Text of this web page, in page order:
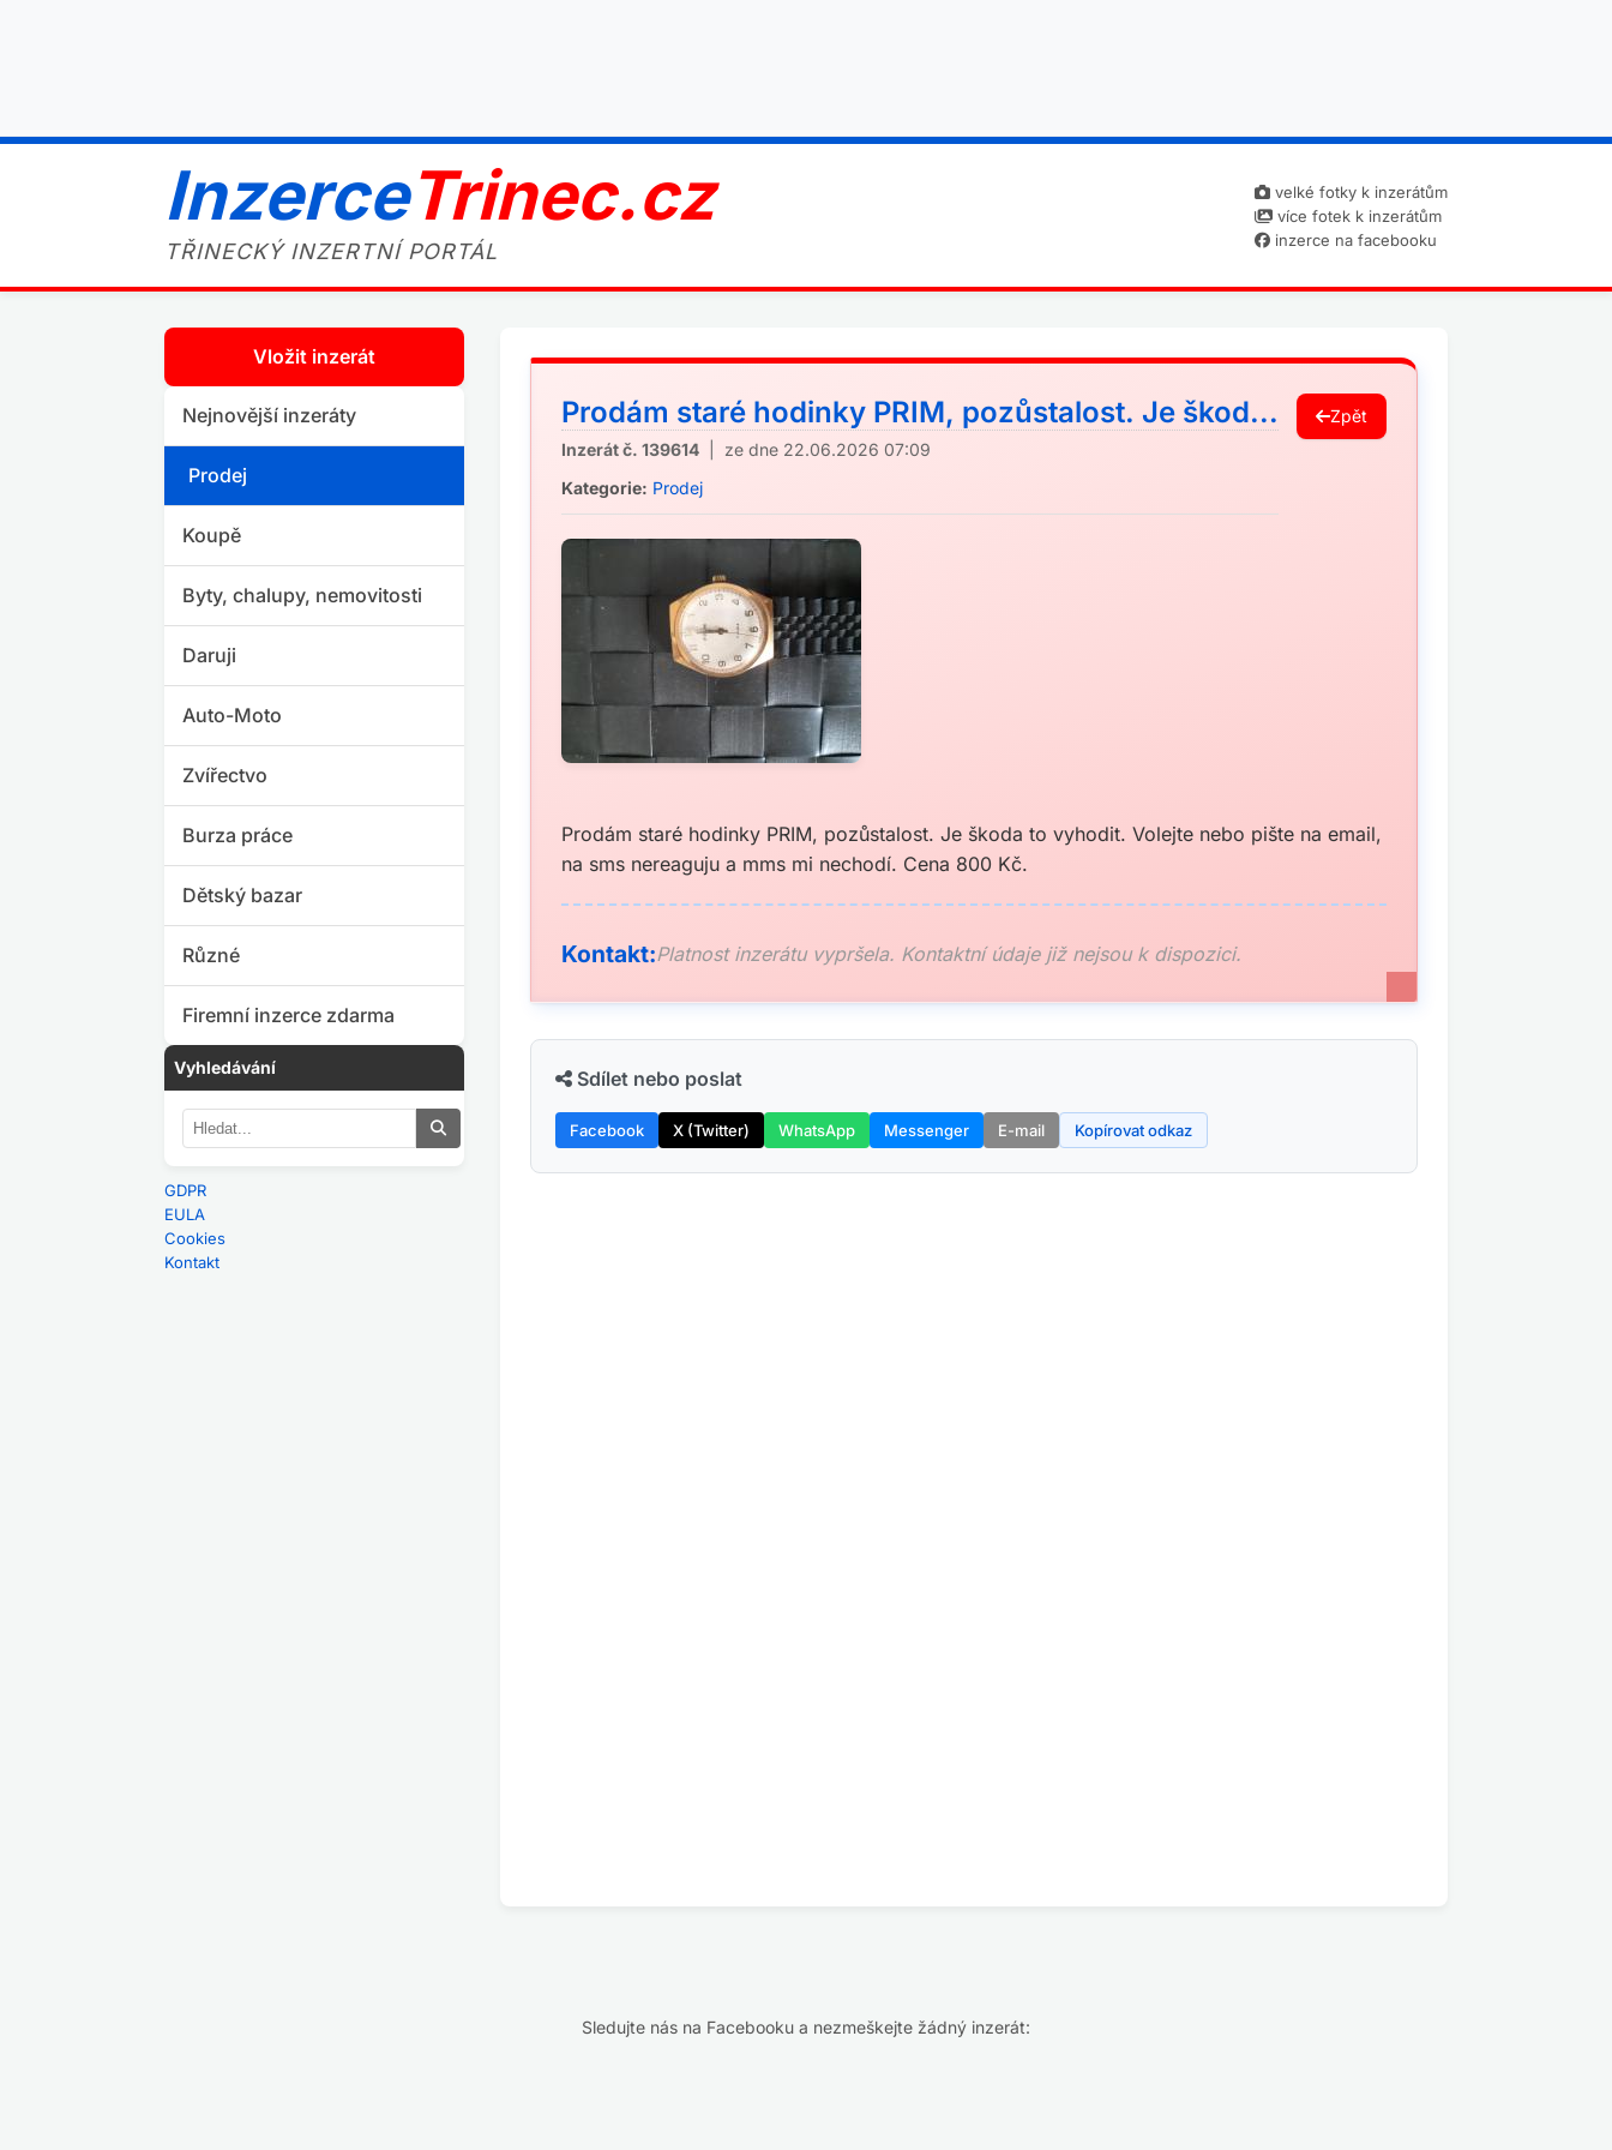
InzerceTrinec.cz
TŘINECKÝ INZERTNÍ PORTÁL
velké fotky k inzerátům
více fotek k inzerátům
inzerce na facebooku
Vložit inzerát
Nejnovější inzeráty
Prodej
Koupě
Byty, chalupy, nemovitosti
Daruji
Auto-Moto
Zvířectvo
Burza práce
Dětský bazar
Různé
Firemní inzerce zdarma
Vyhledávání
GDPR
EULA
Cookies
Kontakt
Prodám staré hodinky PRIM, pozůstalost. Je škod...
Inzerát č. 139614 | ze dne 22.06.2026 07:09
Kategorie: Prodej
Zpět
Prodám staré hodinky PRIM, pozůstalost. Je škoda to vyhodit. Volejte nebo pište na email,
na sms nereaguju a mms mi nechodí. Cena 800 Kč.
Kontakt:Platnost inzerátu vypršela. Kontaktní údaje již nejsou k dispozici.
Sdílet nebo poslat
Facebook X (Twitter) WhatsApp Messenger E-mail Kopírovat odkaz
Sledujte nás na Facebooku a nezmeškejte žádný inzerát: